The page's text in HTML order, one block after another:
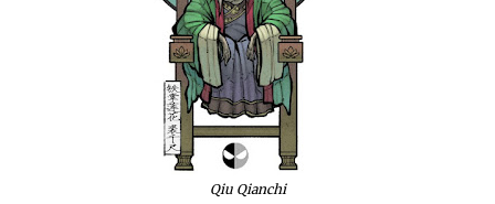
Qiu Qianchi